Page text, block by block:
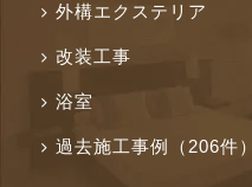
外構エクステリア
改装工事
浴室
過去施工事例（206件）